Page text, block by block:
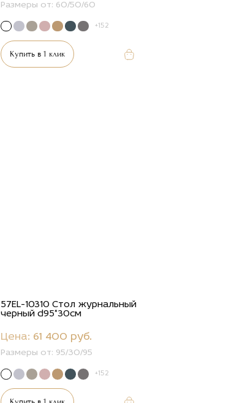
Размеры от: 60/50/60
+152
Купить в 1 клик
57EL-10310 Стол журнальный
черный d95*30см
Цена: 61 400 руб.
Размеры от: 95/30/95
+152